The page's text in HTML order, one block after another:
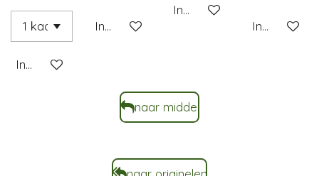
In winkelwagen
In winkelwagen
In winkelwagen
In
naar middel